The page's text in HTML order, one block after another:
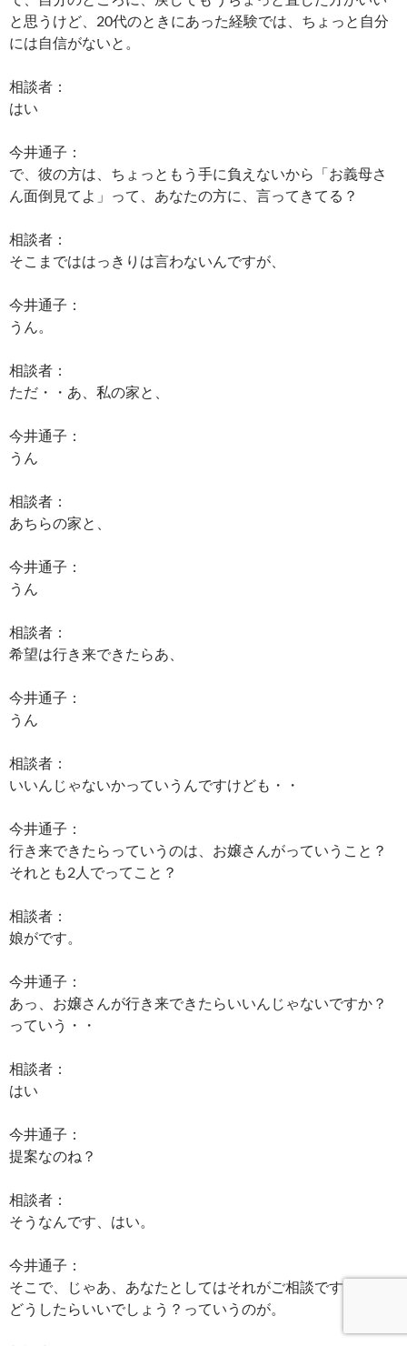
と思うけど、20代のときにあった経験では、ちょっと自分
には自信がないと。
相談者：
はい
今井通子：
で、彼の方は、ちょっともう手に負えないから「お義母さ
ん面倒見てよ」って、あなたの方に、言ってきてる？
相談者：
そこまでははっきりは言わないんですが、
今井通子：
うん。
相談者：
ただ・・あ、私の家と、
今井通子：
うん
相談者：
あちらの家と、
今井通子：
うん
相談者：
希望は行き来できたらあ、
今井通子：
うん
相談者：
いいんじゃないかっていうんですけども・・
今井通子：
行き来できたらっていうのは、お嬢さんがっていうこと？
それとも2人でってこと？
相談者：
娘がです。
今井通子：
あっ、お嬢さんが行き来できたらいいんじゃないですか？
っていう・・
相談者：
はい
今井通子：
提案なのね？
相談者：
そうなんです、はい。
今井通子：
そこで、じゃあ、あなたとしてはそれがご相談ですか？
どうしたらいいでしょう？っていうのが。